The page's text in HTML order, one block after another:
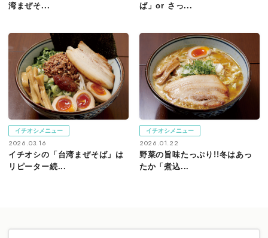
湾まぜそ...
ば」or さっ...
イチオシメニュー
2026.03.16
イチオシの「台湾まぜそば」は
リピーター続...
イチオシメニュー
2026.01.22
野菜の旨味たっぷり!!冬はあっ
たか「煮込...